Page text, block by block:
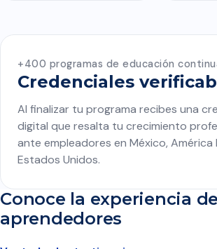
+400 programas de educación
Credenciales
Al finalizar tu programa recibes una
digital que resalta tu crecimiento
ante empleadores en México, América
Estados Unidos.
Conoce la experiencia
aprendedores